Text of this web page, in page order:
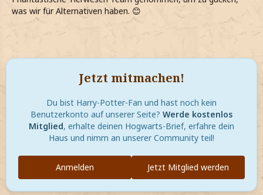
was wir für Alternativen haben. 😊
Jetzt mitmachen!
Du bist Harry-Potter-Fan und hast noch kein
Benutzerkonto auf unserer Seite? Werde kostenlos
Mitglied, erhalte deinen Hogwarts-Brief, erfahre dein
Haus und nimm an unserer Community teil!
Jetzt Mitglied werden
Anmelden